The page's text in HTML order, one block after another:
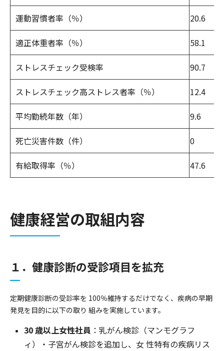
運動習慣者率（％） 20.6
適正体重者率（％） 58.1
ストレスチェック受検率 90.7
ストレスチェック高ストレス者率（％） 12.4
平均勤続年数（年） 9.6
死亡災害件数（件） 0
有給取得率（％） 47.6
健康経営の取組内容
１．健康診断の受診項目を拡充
定期健康診断の受診率を 100％維持するだけでなく、疾病の早期
発見を目的に以下の取り 組みを実施しています。
30 歳以上女性社員 ：乳がん検診（マンモグラフ
ィ）・子宮がん検診を追加し、女 性特有の疾病リス